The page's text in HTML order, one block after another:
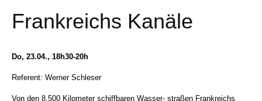
Frankreichs Kanäle
Do, 23.04., 18h30-20h
Referent: Werner Schleser
Von den 8.500 Kilometer schiffbaren Wasser- straßen Frankreichs